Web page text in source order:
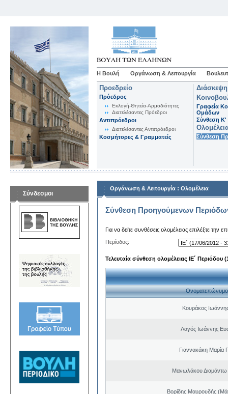
Η Βουλή Οργάνωση & Λειτουργία
Προεδρείο
Πρόεδρος
Εκλογή-Θητεία-Αρμοδιότητες
Διατελέσαντες Πρόεδροι
Αντιπρόεδροι
Διατελέσαντες Αντιπρόεδροι
Κοσμήτορες & Γραμματείς
Γραφεία
Ομάδων
Σύνθεση K'
Σύνθεση
Σύνδεσμοι
Οργάνωση & Λειτουργία : Ολομέλεια
Σύνθεση Προηγούμενων
Για να δείτε συνθέσεις ολομέλειας επιλέξτε την
Περίοδος:
Τελευταία σύνθεση ολομέλειας ΙΕ΄ Περιόδου
Ονοματεπώνυμο
Κουράκος
Λαγός Ιωάννης
Γιαννακάκη Μαρία
Μανωλάκου
Βορίδης Μαυρουδής